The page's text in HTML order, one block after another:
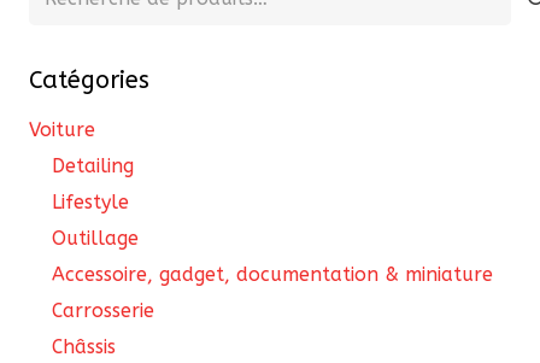
Catégories
Voiture
Detailing
Lifestyle
Outillage
Accessoire, gadget, documentation & miniature
Carrosserie
Châssis